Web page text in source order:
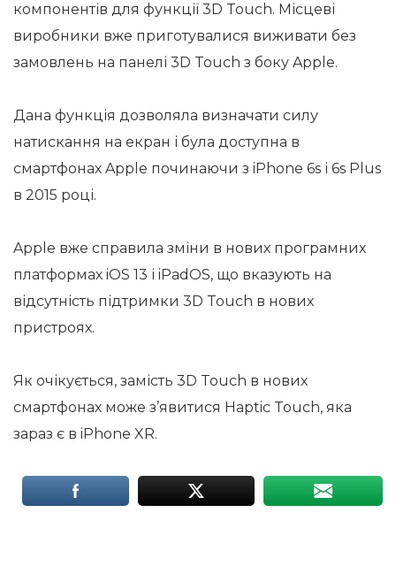
компонентів для функції 3D Touch. Місцеві
виробники вже приготувалися виживати без
замовлень на панелі 3D Touch з боку Apple.
Дана функція дозволяла визначати силу
натискання на екран і була доступна в
смартфонах Apple починаючи з iPhone 6s і 6s Plus
в 2015 році.
Apple вже справила зміни в нових програмних
платформах iOS 13 і iPadOS, що вказують на
відсутність підтримки 3D Touch в нових
пристроях.
Як очікується, замість 3D Touch в нових
смартфонах може з’явитися Haptic Touch, яка
зараз є в iPhone XR.